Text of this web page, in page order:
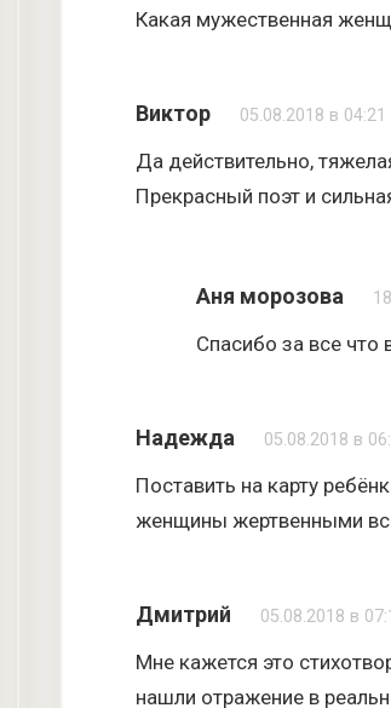
Какая мужественная
Виктор 05.08.2018 в 04:21
Да действительно,
Прекрасный поэт и
Аня морозова
Спасибо за все что
Надежда 05.08.2018 в
Поставить на карту
женщины жертвенными
Дмитрий 05.08.2018 в
Мне кажется это
нашли отражение в